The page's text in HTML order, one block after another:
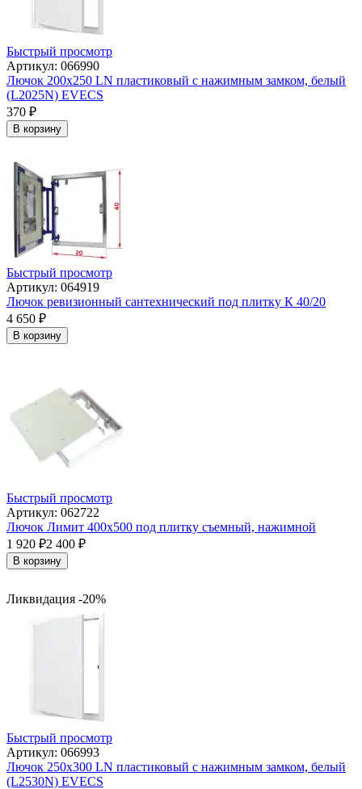
Быстрый просмотр
Артикул: 066990
Лючок 200х250 LN пластиковый с нажимным замком, белый
(L2025N) EVECS
370 ₽
В корзину
Быстрый просмотр
Артикул: 064919
Лючок ревизионный сантехнический под плитку К 40/20
4 650 ₽
В корзину
Быстрый просмотр
Артикул: 062722
Лючок Лимит 400х500 под плитку съемный, нажимной
1 920 ₽2 400 ₽
В корзину
Ликвидация -20%
Быстрый просмотр
Артикул: 066993
Лючок 250х300 LN пластиковый с нажимным замком, белый
(L2530N) EVECS